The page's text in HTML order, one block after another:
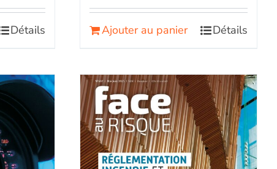
Détails Ajouter au panier Détails